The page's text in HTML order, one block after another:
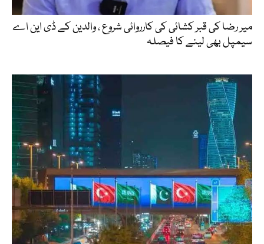
میر رضا کی قبر کشائی کی کارروائی شروع ، والدین کے ڈی این اے
سیمپل بھی لینے کا فیصلہ